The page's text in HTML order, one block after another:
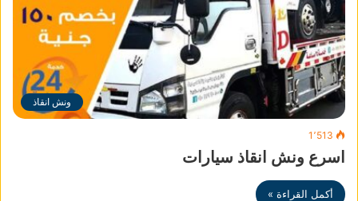
ونش انقاذ
1٬513
اسرع ونش انقاذ سيارات
أكمل القراءة »